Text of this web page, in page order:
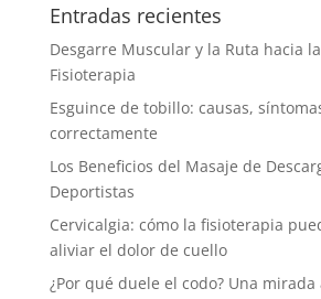
Entradas recientes
Desgarre Muscular y la Ruta hacia
Fisioterapia
Esguince de tobillo: causas,
correctamente
Los Beneficios del Masaje de
Deportistas
Cervicalgia: cómo la fisioterapia
aliviar el dolor de cuello
¿Por qué duele el codo? Una mirada